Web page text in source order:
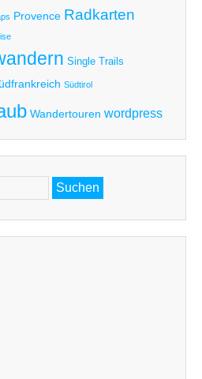
Provence Radkarten
Single Trails
Südtirol
Wandertouren wordpress